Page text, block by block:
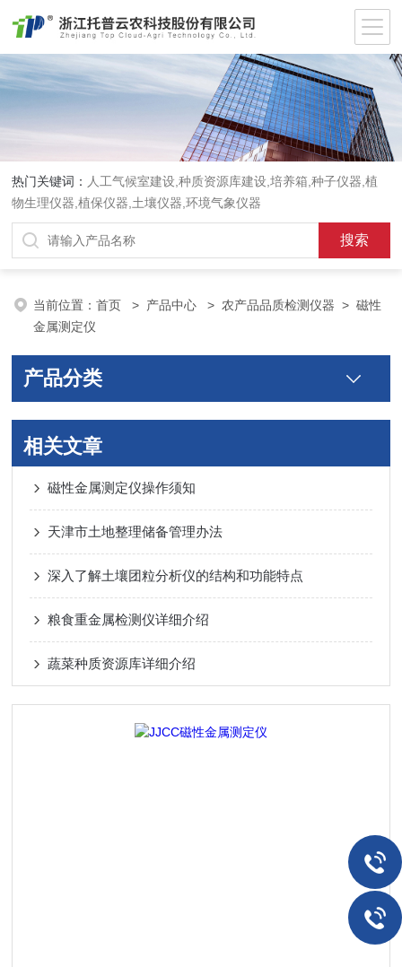
热门关键词： 人工气候室建设,种质资源库建设,培养箱,种子仪器,植
物生理仪器,植保仪器,土壤仪器,环境气象仪器
当前位置：首页 > 产品中心 > 农产品品质检测仪器 >磁性
金属测定仪
产品分类
相关文章
磁性金属测定仪操作须知
天津市土地整理储备管理办法
深入了解土壤团粒分析仪的结构和功能特点
粮食重金属检测仪详细介绍
蔬菜种质资源库详细介绍